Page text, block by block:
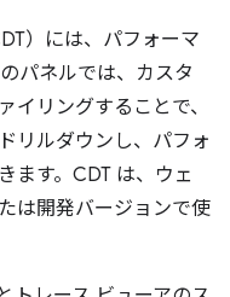
）には、パフォーマ
パネルでは、カスタ
イリングすることで、
リルダウンし、パフォ
ます。CDT は、ウェ
は開発バージョンで使